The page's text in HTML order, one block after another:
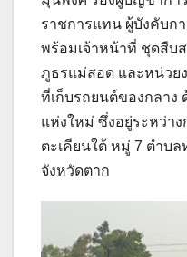
ราชการแทน ผู้บังคับก
พร้อมเจ้าหน้าที่ ชุดสืบ
ภูธรแม่สอด และหน่วย
ที่เก็บรถยนต์ของกลา
แห่งใหม่ ซึ่งอยู่ระหว่า
ตะเคียนใต้ หมู่ 7 ตำบ
จังหวัดตาก